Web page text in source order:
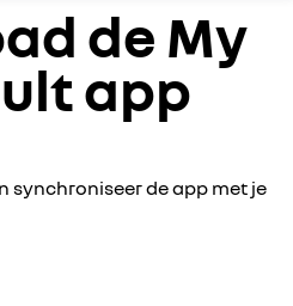
de My
app
synchroniseer de app met je